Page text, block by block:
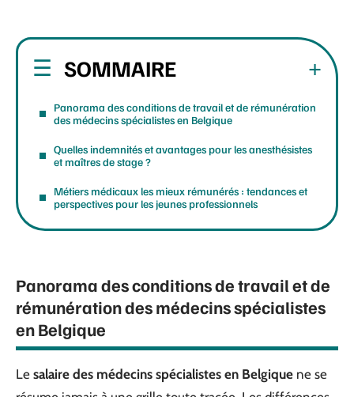
SOMMAIRE
Panorama des conditions de travail et de rémunération
des médecins spécialistes en Belgique
Quelles indemnités et avantages pour les anesthésistes
et maîtres de stage ?
Métiers médicaux les mieux rémunérés : tendances et
perspectives pour les jeunes professionnels
Panorama des conditions de travail et de
rémunération des médecins spécialistes
en Belgique
Le salaire des médecins spécialistes en Belgique ne se